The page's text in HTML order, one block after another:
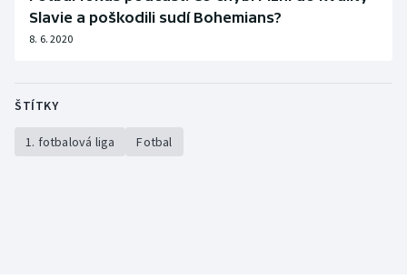
Slavie a poškodili sudí Bohemians?
8. 6. 2020
ŠTÍTKY
1. fotbalová liga Fotbal